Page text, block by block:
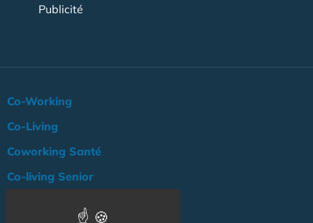
Publicité
Co-Working
Co-Living
Coworking Santé
Co-living Senior